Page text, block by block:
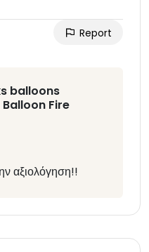
Report
balloons
Fire
αξιολόγηση!!